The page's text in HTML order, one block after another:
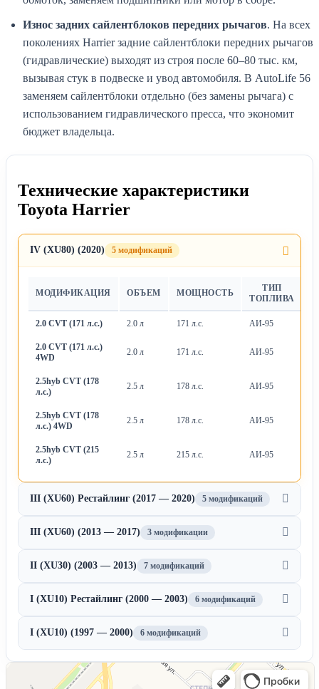
Износ задних сайлентблоков передних рычагов. На всех
поколениях Harrier задние сайлентблоки передних рычагов
(гидравлические) выходят из строя после 60–80 тыс. км,
вызывая стук в подвеске и увод автомобиля. В AutoLife 56
заменяем сайлентблоки отдельно (без замены рычага) с
использованием гидравлического пресса, что экономит
бюджет владельца.
Технические характеристики
Toyota Harrier
IV (XU80) (2020) 5 модификаций
МОДИФИКАЦИЯ ОБЪЕМ МОЩНОСТЬ
ТИП
ТОПЛИВА
2.0 CVT (171 л.с.) 2.0 л 171 л.с. АИ-95
2.0 CVT (171 л.с.)
4WD
2.0 л 171 л.с. АИ-95
2.5hyb CVT (178
л.с.)
2.5 л 178 л.с. АИ-95
2.5hyb CVT (178
л.с.) 4WD
2.5 л 178 л.с. АИ-95
2.5hyb CVT (215
л.с.)
2.5 л 215 л.с. АИ-95
III (XU60) Рестайлинг (2017 — 2020) 5 модификаций
III (XU60) (2013 — 2017) 3 модификации
II (XU30) (2003 — 2013) 7 модификаций
I (XU10) Рестайлинг (2000 — 2003) 6 модификаций
I (XU10) (1997 — 2000) 6 модификаций